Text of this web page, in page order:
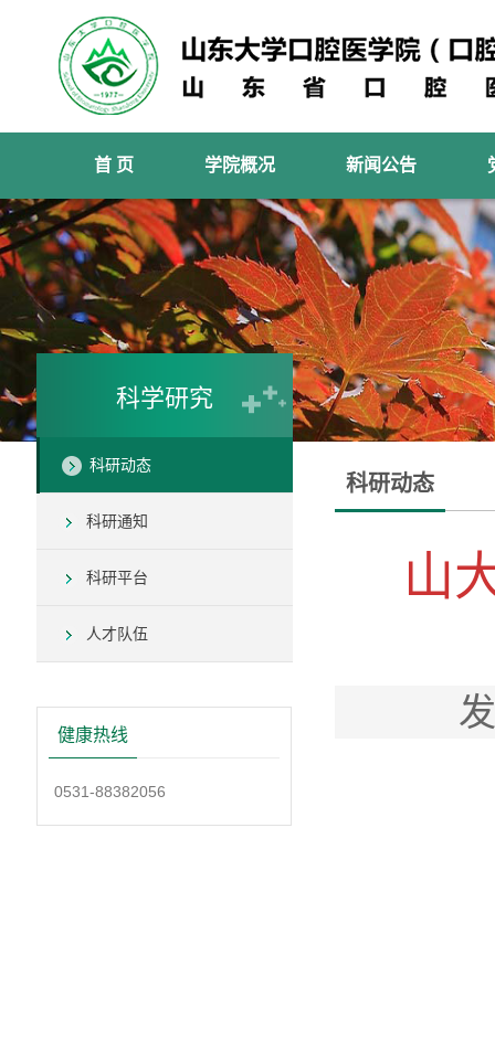
首 页 学院概况 新闻公告
科学研究
科研动态
科研通知
科研平台
人才队伍
健康热线
0531-88382056
科研动态
山